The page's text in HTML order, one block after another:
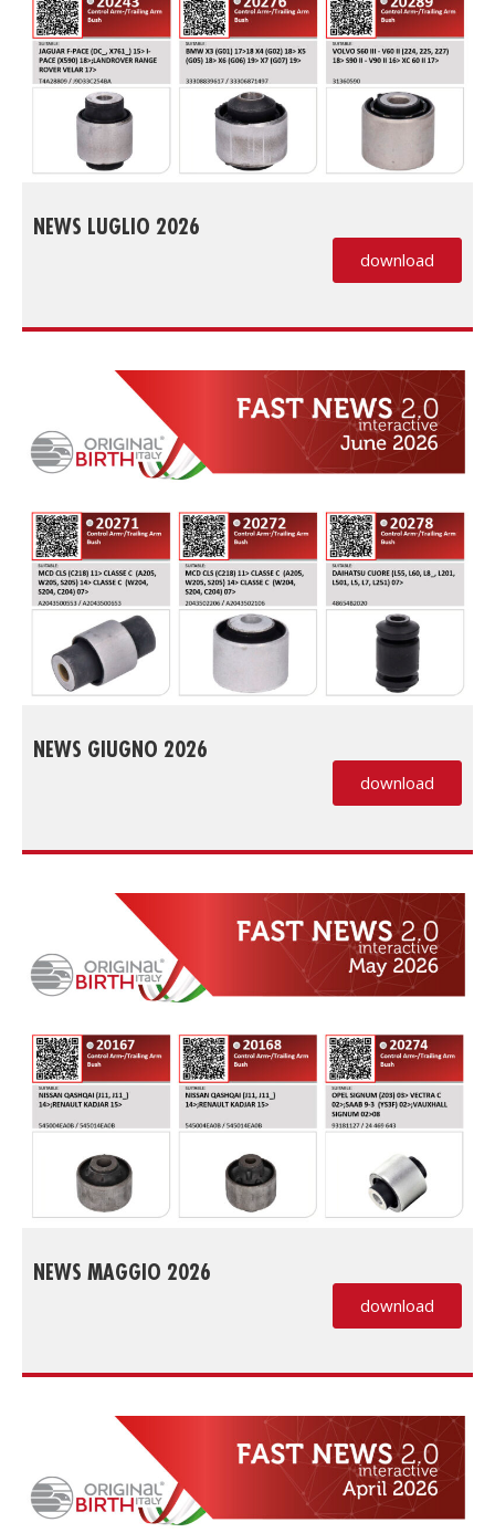
NEWS LUGLIO 2026
download
(PDF, si
NEWS GIUGNO 2026
download
(PDF, si
NEWS MAGGIO 2026
download